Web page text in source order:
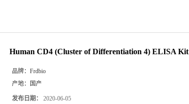
Human CD4 (Cluster of Differentiation 4) ELISA Kit
品牌： Frdbio
产地：
国产
发布日期： 2020-06-05